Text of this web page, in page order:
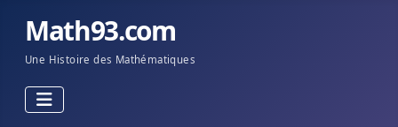
Math93.com
Une Histoire des Mathématiques